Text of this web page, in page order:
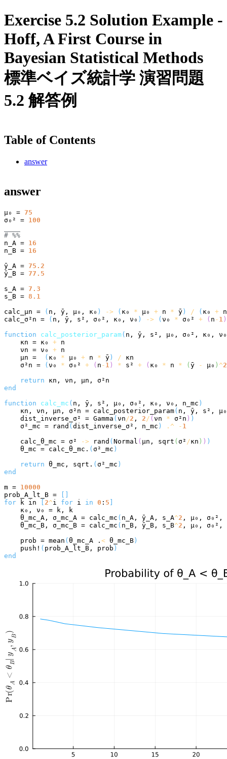
Exercise 5.2 Solution Example -
Hoff, A First Course in
Bayesian Statistical Methods
標準ベイズ統計学 演習問題
5.2 解答例
Table of Contents
answer
answer
μ₀ = 75
σ₀² = 100
# %%
n_A = 16
n_B = 16
ȳ_A = 75.2
ȳ_B = 77.5
s_A = 7.3
s_B = 8.1
calc_μn =
( n, ȳ, μ₀, κ₀ ) -> ( κ₀ * μ₀ + n * ȳ) / ( κ₀ + n
calc_σ²n =
( n, ȳ, s², σ₀², κ₀, ν₀ ) -> ( ν₀ * σ₀² + ( n - 1 )
function
calc_posterior_param( n, ȳ, s², μ₀, σ₀², κ₀, ν₀
    κn = κ₀
+ n
    νn = ν₀
+ n
    μn =
( κ₀ * μ₀ + n * ȳ) / κn
    σ²n =
( ν₀ * σ₀² + ( n - 1 ) * s² + ( κ₀ * n * (ȳ - μ₀ ) ^2
return
end
function
calc_mc ( n, ȳ, s², μ₀, σ₀², κ₀, ν₀, n_mc )
    κn, νn, μn, σ²n = calc_posterior_param
( n, ȳ, s²,
    dist_inverse_σ² = Gamma
( νn /2 , 2 / ( νn * σ²n ) )
    σ²_mc = rand
(dist_inverse_σ², n_mc ) .^ - 1
    calc_θ_mc = σ²
-> rand (Normal ( μn, sqrt ( σ² /κn ) ) )
    θ_mc = calc_θ_mc.
( σ²_mc )
return θ_mc, sqrt. ( σ²_mc )
end
m = 10000
prob_A_lt_B =
[]
for k in [ 2^i for i in 0 : 5 ]
    κ₀, ν₀ = k, k
    θ_mc_A, σ_mc_A = calc_mc
( n_A, ȳ_A, s_A^2 , μ₀, σ₀²,
    θ_mc_B, σ_mc_B = calc_mc
( n_B, ȳ_B, s_B^2 , μ₀, σ₀²,
    prob = mean
(θ_mc_A . < θ_mc_B)
    push!
( prob_A_lt_B, prob )
end